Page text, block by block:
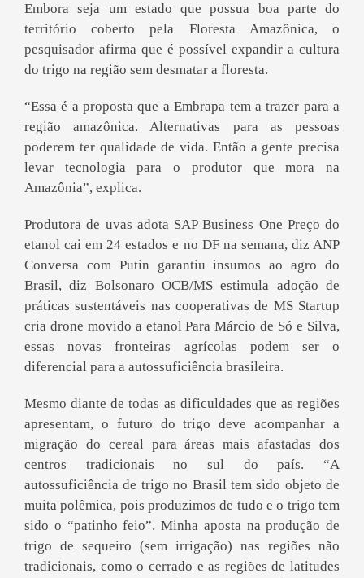
Embora seja um estado que possua boa parte do
território coberto pela Floresta Amazônica, o
pesquisador afirma que é possível expandir a cultura
do trigo na região sem desmatar a floresta.
“Essa é a proposta que a Embrapa tem a trazer para a
região amazônica. Alternativas para as pessoas
poderem ter qualidade de vida. Então a gente precisa
levar tecnologia para o produtor que mora na
Amazônia”, explica.
Produtora de uvas adota SAP Business One Preço do
etanol cai em 24 estados e no DF na semana, diz ANP
Conversa com Putin garantiu insumos ao agro do
Brasil, diz Bolsonaro OCB/MS estimula adoção de
práticas sustentáveis nas cooperativas de MS Startup
cria drone movido a etanol Para Márcio de Só e Silva,
essas novas fronteiras agrícolas podem ser o
diferencial para a autossuficiência brasileira.
Mesmo diante de todas as dificuldades que as regiões
apresentam, o futuro do trigo deve acompanhar a
migração do cereal para áreas mais afastadas dos
centros tradicionais no sul do país. “A
autossuficiência de trigo no Brasil tem sido objeto de
muita polêmica, pois produzimos de tudo e o trigo tem
sido o “patinho feio”. Minha aposta na produção de
trigo de sequeiro (sem irrigação) nas regiões não
tradicionais, como o cerrado e as regiões de latitudes